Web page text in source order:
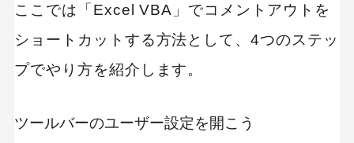
ここでは「Excel VBA」でコメントアウトを
ショートカットする方法として、4つのステッ
プでやり方を紹介します。
ツールバーのユーザー設定を開こう